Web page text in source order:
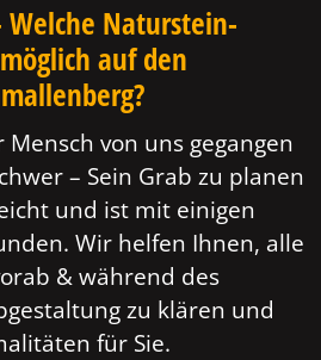
Naturstein-
auf den
von uns gegangen
– Sein Grab zu planen
und ist mit einigen
Wir helfen Ihnen, alle
& während des
zu klären und
für Sie.